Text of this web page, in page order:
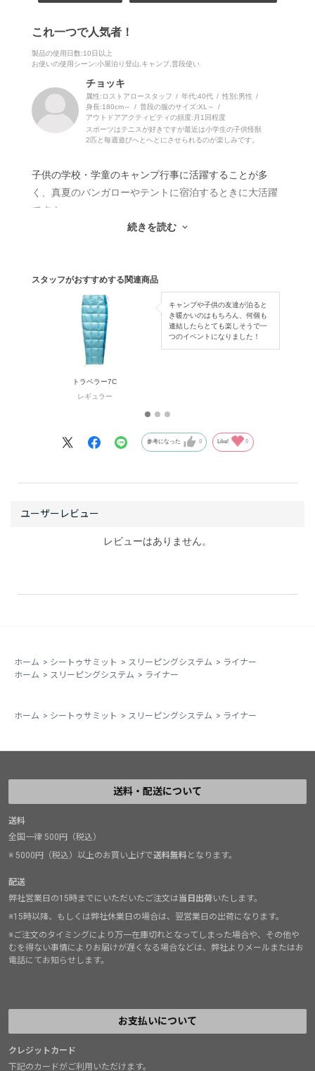
レビューはありません。
これ一つで人気者！
製品の使用日数:10日以上
お使いの使用シーン:小屋泊り登山,キャンプ,普段使い
チョッキ
属性:ロストアロースタッフ 年代:40代 性別:男性
身長:180cm～ 普段の服のサイズ:XL～
アウトドアアクティビティの頻度: 月1回程度
スポーツはテニスが好きですが最近は小学生の子供怪獣
2匹と毎週遊びへとへとにさせられるのが楽しみです。
スタッフがおすすめする関連商品
トラベラー7C
レギュラー
キャンプや子供の友達が泊ると
き暖かいのはもちろん、何個も
連結したらとても楽しそうで一
つのイベントになりました！
子供の学校・学童のキャンプ行事に活躍することが多
く、真夏のバンガローやテントに宿泊するときに大活躍
です！
ない。敷いて寝るだけでも厚い。。
そんな声が上がる中快適そうなこの商品をみて「なにそ
れー!!」と注目の的でした。朝方の冷え込みも安心で特
に大人からの支持が多かったです。
また日常使いとして、よく布団をはぶく小さい子供を
心配して起きてしまうママさんへ。
け布団を省いても包まっているので安心して寝ていま
続きを読む
参考になった 0 Like! 0
ホーム > シートゥサミット > スリーピングシステム > ライナー
ホーム > スリーピングシステム > ライナー
ホーム > シートゥサミット > スリーピングシステム > ライナー
送料・配送について
送料
全国一律 500円（税込）
※ 5000円（税込）以上のお買い上げで送料無料となります。
配送
弊社営業日の15時までにいただいたご注文は当日出荷いたします。
※15時以降、もしくは弊社休業日の場合は、翌営業日の出荷になります。
※ご注文のタイミングにより万一在庫切れとなってしまった場合や、その他や
むを得ない事情によりお届けが遅くなる場合などは、弊社よりメールまたはお
電話にてお知らせします。
お支払いについて
クレジットカード
下記のカードがご利用いただけます。